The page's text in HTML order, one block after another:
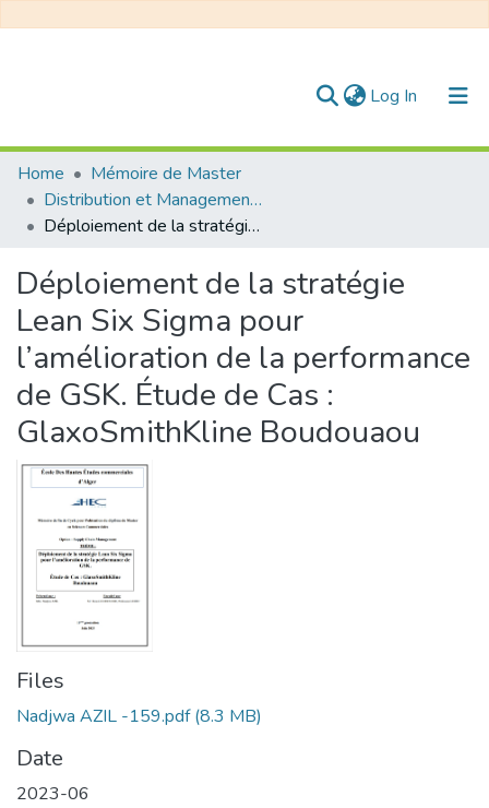
Log In (current)
Communities & Collections
All of DSpace
Home
Mémoire de Master
Distribution et Management de la Chaîne Logistique
Déploiement de la stratégie Lean Six Sigma pour l’amélioration de la performance de GSK. Étude de Cas : GlaxoSmithKline Boudouaou
Déploiement de la stratégie
Lean Six Sigma pour
l’amélioration de la performance
de GSK. Étude de Cas :
GlaxoSmithKline Boudouaou
Files
Nadjwa AZIL -159.pdf(8.3 MB)
Date
2023-06